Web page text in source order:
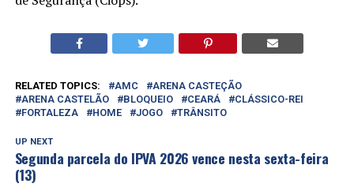
RELATED TOPICS: AMC
ARENA CASTEÇÃO
ARENA CASTELÃO
BLOQUEIO CEARÁ
CLÁSSICO-REI
FORTALEZA
HOME JOGO TRÂNSITO
UP NEXT
Segunda parcela do IPVA 2026 vence nesta sexta-feira
(13)